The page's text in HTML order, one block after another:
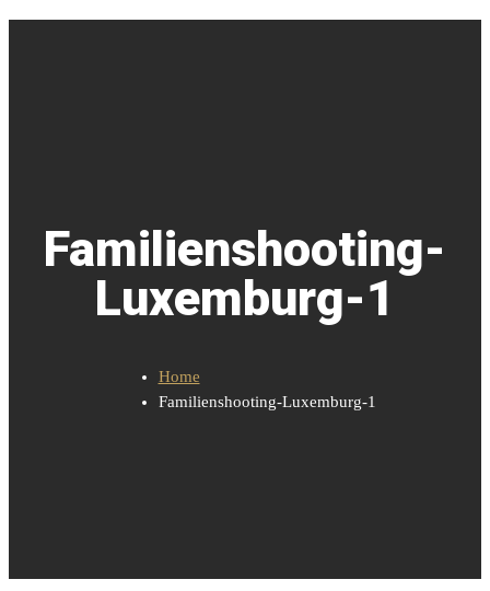
Familienshooting-
Luxemburg-1
Home
Familienshooting-Luxemburg-1